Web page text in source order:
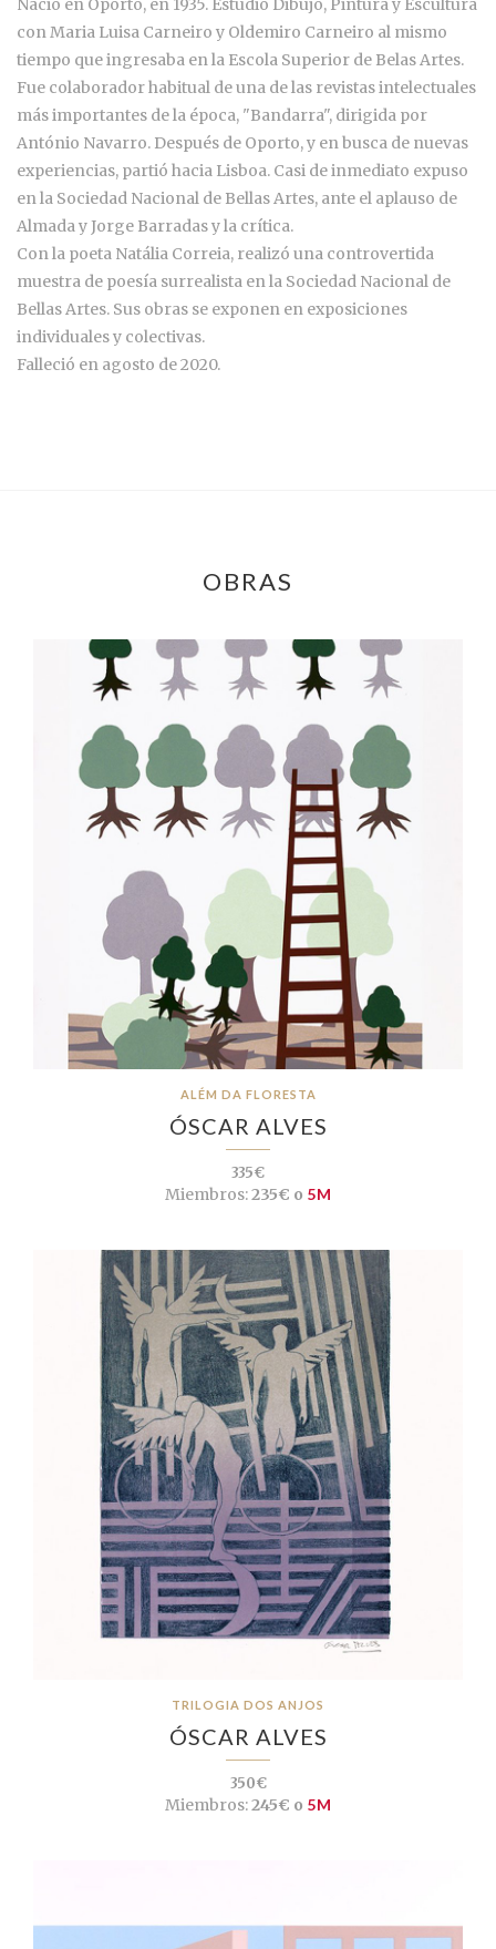
Nació en Oporto, en 1935. Estudió Dibujo, Pintura y Escultura
con Maria Luisa Carneiro y Oldemiro Carneiro al mismo
tiempo que ingresaba en la Escola Superior de Belas Artes.
Fue colaborador habitual de una de las revistas intelectuales
más importantes de la época, "Bandarra", dirigida por
António Navarro. Después de Oporto, y en busca de nuevas
experiencias, partió hacia Lisboa. Casi de inmediato expuso
en la Sociedad Nacional de Bellas Artes, ante el aplauso de
Almada y Jorge Barradas y la crítica.
Con la poeta Natália Correia, realizó una controvertida
muestra de poesía surrealista en la Sociedad Nacional de
Bellas Artes. Sus obras se exponen en exposiciones
individuales y colectivas.
Falleció en agosto de 2020.
OBRAS
ALÉM DA FLORESTA
ÓSCAR ALVES
335€
Miembros:235€ o 5M
TRILOGIA DOS ANJOS
ÓSCAR ALVES
350€
Miembros:245€ o 5M